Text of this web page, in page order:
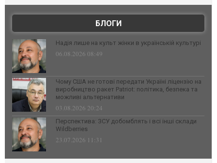
БЛОГИ
Надія лише на культ жінки в українській культурі
06.08.2026 08:49
Чому США не готові передати Україні ліцензію на
виробництво ракет Patriot: політика, безпека та
можливі альтернативи
03.08.2026 20:24
Перспектива: ЗСУ добомблять і всі інші склади
Wildberries
23.07.2026 11:31